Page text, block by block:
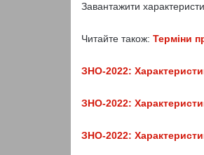
Завантажити
Читайте також: Терміни
ЗНО-2022:
ЗНО-2022:
ЗНО-2022: